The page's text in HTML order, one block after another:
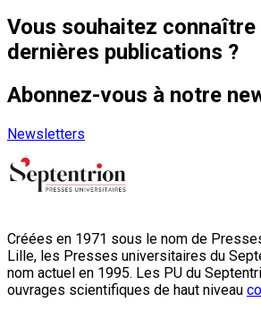
Vous souhaitez connaître
dernières publications ?
Abonnez-vous à notre
Newsletters
Créées en 1971 sous le nom de
Lille, les Presses universitaires du
nom actuel en 1995. Les PU du
ouvrages scientifiques de haut niveau